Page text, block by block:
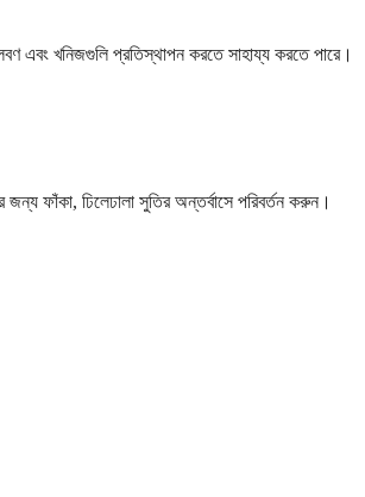
এবং খনিজগুলি প্রতিস্থাপন করতে সাহায্য করতে পারে।
ফাঁকা, ঢিলেঢালা সুতির অন্তর্বাসে পরিবর্তন করুন।